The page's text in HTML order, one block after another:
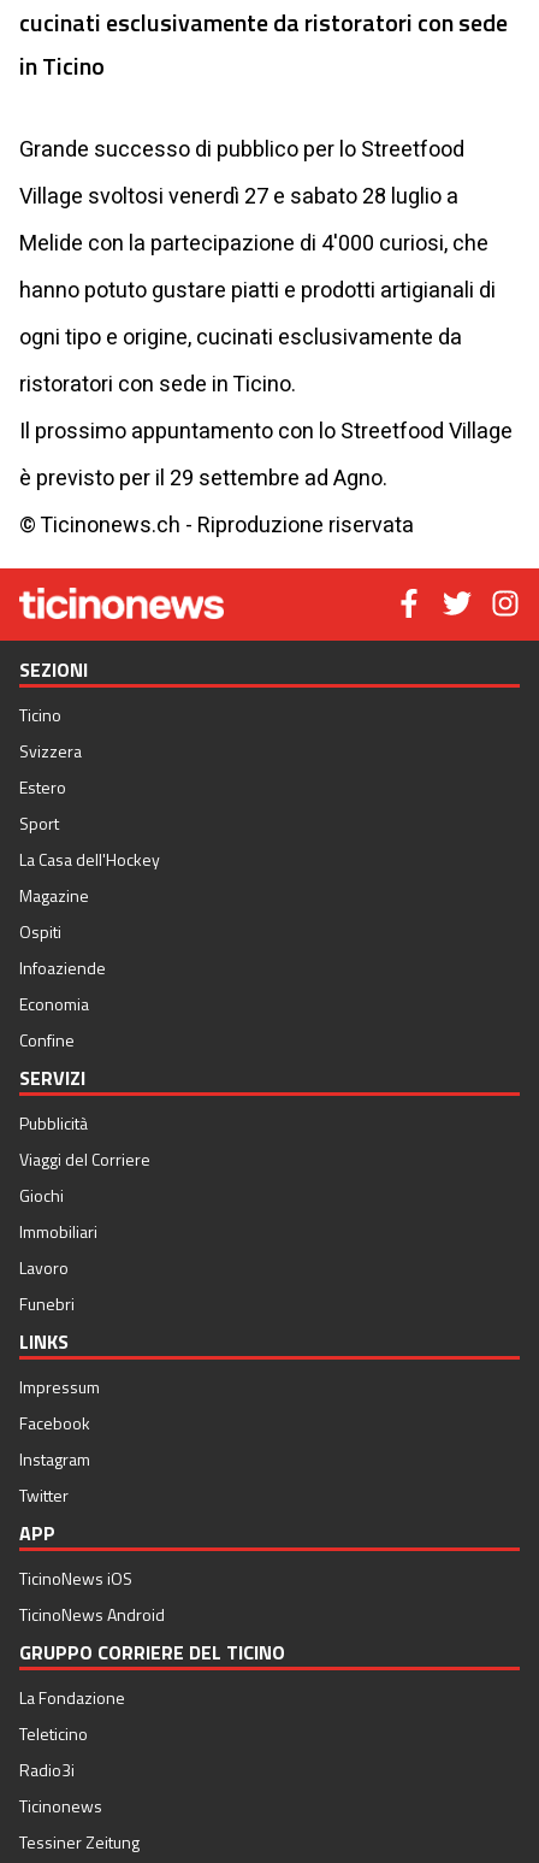
cucinati esclusivamente da ristoratori con sede
in Ticino
Grande successo di pubblico per lo Streetfood
Village svoltosi venerdì 27 e sabato 28 luglio a
Melide con la partecipazione di 4'000 curiosi, che
hanno potuto gustare piatti e prodotti artigianali di
ogni tipo e origine, cucinati esclusivamente da
ristoratori con sede in Ticino.
Il prossimo appuntamento con lo Streetfood Village
è previsto per il 29 settembre ad Agno.
© Ticinonews.ch - Riproduzione riservata
SEZIONI
Ticino
Svizzera
Estero
Sport
La Casa dell'Hockey
Magazine
Ospiti
Infoaziende
Economia
Confine
SERVIZI
Pubblicità
Viaggi del Corriere
Giochi
Immobiliari
Lavoro
Funebri
LINKS
Impressum
Facebook
Instagram
Twitter
APP
TicinoNews iOS
TicinoNews Android
GRUPPO CORRIERE DEL TICINO
La Fondazione
Teleticino
Radio3i
Ticinonews
Tessiner Zeitung